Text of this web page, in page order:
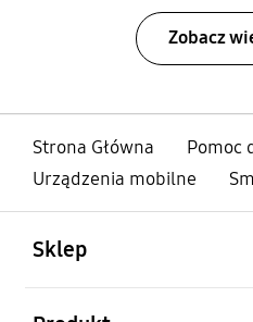
Zobacz
Strona Główna
Pomoc
Urządzenia mobilne
Sklep